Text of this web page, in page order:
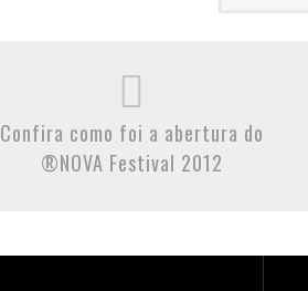
Confira como foi a abertura do
®NOVA Festival 2012